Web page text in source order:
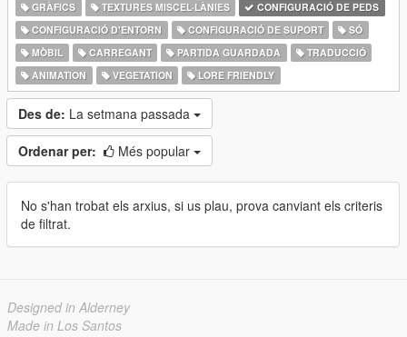
GRÀFICS TEXTURES MISCEL·LÀNIES
CONFIGURACIÓ DE PEDS
CONFIGURACIÓ D'ENTORN
CONFIGURACIÓ DE SUPORT
SÓ
MÒBIL
CARREGANT PARTIDA GUARDADA
TRADUCCIÓ
ANIMATION
VEGETATION LORE FRIENDLY
Des de: La setmana passada
Ordenar per: Més popular
No s'han trobat els arxius, si us plau, prova canviant els criteris
de filtrat.
Designed in Alderney
Made in Los Santos